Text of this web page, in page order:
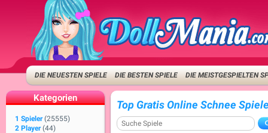
DIE NEUESTEN SPIELE DIE BESTEN SPIELE DIE MEISTGESPIELTEN
Kategorien
1 Spieler (25555)
2 Player (44)
Top Gratis Online Schnee